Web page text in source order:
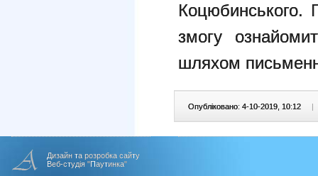
Коцюбинського.
змогу
шляхом
Опубліковано: 4-10-2019, 10:12 |
Дизайн та розробка сайту
Веб-студія "Паутинка"